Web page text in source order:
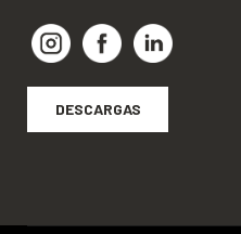
DESCARGAS